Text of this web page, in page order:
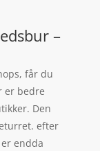
–
får du
er bedre
Den
efter
endda